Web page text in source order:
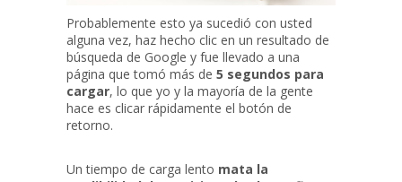
Probablemente esto ya sucedió con usted
alguna vez, haz hecho clic en un resultado de
búsqueda de Google y fue llevado a una
página que tomó más de 5 segundos para
cargar, lo que yo y la mayoría de la gente
hace es clicar rápidamente el botón de
retorno.
Un tiempo de carga lento mata la